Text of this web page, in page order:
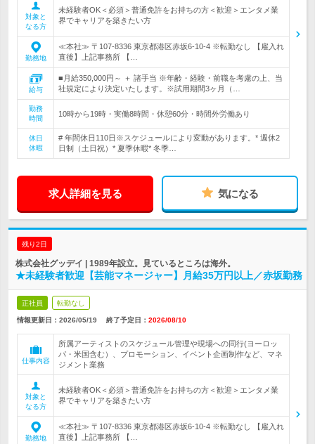
対象と
なる方
未経験者OK＜必須＞普通免許をお持ちの方＜歓迎＞エンタメ業
界でキャリアを築きたい方
勤務地
≪本社≫ 〒107-8336 東京都港区赤坂6-10-4 ※転勤なし 【雇入れ
直後】上記事務所 【…
給与
■月給350,000円～ ＋ 諸手当 ※年齢・経験・前職を考慮の上、当
社規定により決定いたします。※試用期間3ヶ月（…
勤務
時間
10時から19時・実働8時間・休憩60分・時間外労働あり
休日
休暇
# 年間休日110日※スケジュールにより変動があります。* 週休2
日制（土日祝）* 夏季休暇* 冬季…
求人詳細を見る 気になる
残り2日
株式会社グッデイ | 1989年設立。見ているところは海外。
★未経験者歓迎【芸能マネージャー】月給35万円以上／赤坂勤務
正社員 転勤なし
情報更新日：2026/05/19 終了予定日： 2026/08/10
仕事内容
所属アーティストのスケジュール管理や現場への同行(ヨーロッ
パ・米国含む）、プロモーション、イベント企画制作など、マネ
ジメント業務
対象と
なる方
未経験者OK＜必須＞普通免許をお持ちの方＜歓迎＞エンタメ業
界でキャリアを築きたい方
勤務地
≪本社≫ 〒107-8336 東京都港区赤坂6-10-4 ※転勤なし 【雇入れ
直後】上記事務所 【…